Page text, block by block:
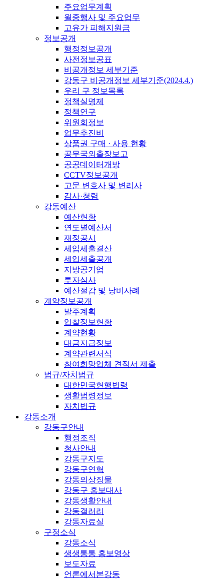
주요업무계획
월중행사 및 주요업무
고유가 피해지원금
정보공개
행정정보공개
사전정보공표
비공개정보 세부기준
강동구 비공개정보 세부기준(2024.4.)
우리 구 정보목록
정책실명제
정책연구
위원회정보
업무추진비
상품권 구매 · 사용 현황
공무국외출장보고
공공데이터개방
CCTV정보공개
고문 변호사 및 변리사
감사·청렴
강동예산
예산현황
연도별예산서
재정공시
세입세출결산
세입세출공개
지방공기업
투자심사
예산절감 및 낭비사례
계약정보공개
발주계획
입찰정보현황
계약현황
대금지급정보
계약관련서식
참여희망업체 견적서 제출
법규/자치법규
대한민국현행법령
생활법령정보
자치법규
강동소개
강동구안내
행정조직
청사안내
강동구지도
강동구연혁
강동의상징물
강동구 홍보대사
강동생활안내
강동갤러리
강동자료실
구정소식
강동소식
생생통통 홍보영상
보도자료
언론에서본강동